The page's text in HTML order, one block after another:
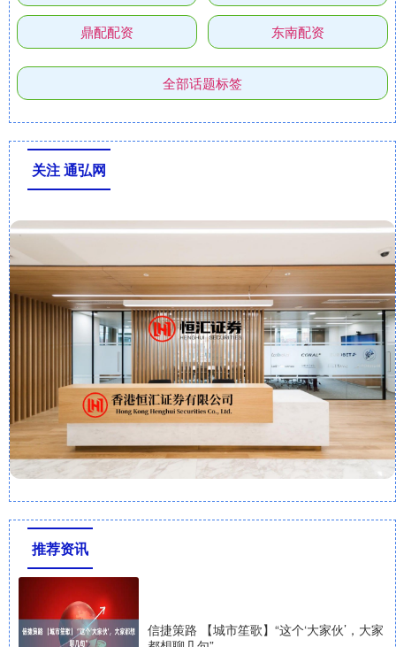
鼎配配资 东南配资
全部话题标签
关注 通弘网
推荐资讯
信捷策路 【城市笙歌】“这个‘大家伙’，大家